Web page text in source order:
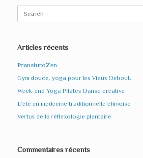
Articles récents
PranaturoZen
Gym douce, yoga pour les Vieux Debout.
Week-end Yoga Pilates Danse créative
L’été en médecine traditionnelle chinoise
Vertus de la réflexologie plantaire
Commentaires récents